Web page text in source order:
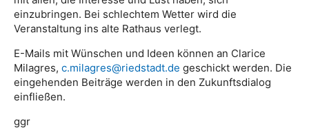
einzubringen. Bei schlechtem Wetter wird die
Veranstaltung ins alte Rathaus verlegt.
E-Mails mit Wünschen und Ideen können an Clarice
Milagres, c.milagres@riedstadt.de geschickt werden. Die
eingehenden Beiträge werden in den Zukunftsdialog
einfließen.
ggr